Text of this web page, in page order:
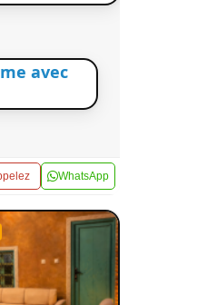
avec
WhatsApp